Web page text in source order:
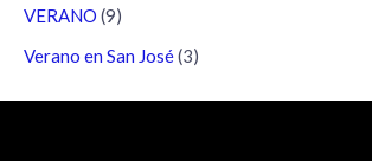
VERANO (9)
Verano en San José(3)